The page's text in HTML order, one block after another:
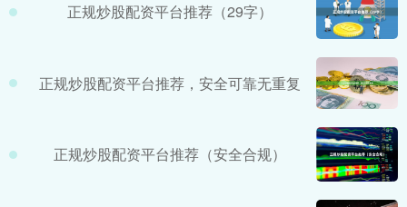
正规炒股配资平台推荐（29字）
正规炒股配资平台推荐，安全可靠无重复
正规炒股配资平台推荐（安全合规）